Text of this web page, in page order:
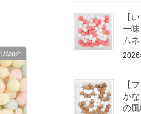
品紹介
【
ー
ムネ
2026
【
か
の